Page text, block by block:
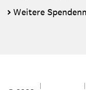
Weitere